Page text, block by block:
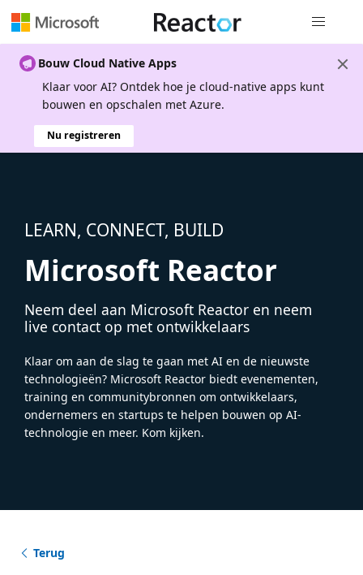
Bouw Cloud Native Apps
Klaar voor AI? Ontdek hoe je cloud-native apps kunt
bouwen en opschalen met Azure.
Nu registreren
LEARN, CONNECT, BUILD
Microsoft Reactor
Neem deel aan Microsoft Reactor en neem
live contact op met ontwikkelaars
Klaar om aan de slag te gaan met AI en de nieuwste
technologieën? Microsoft Reactor biedt evenementen,
training en communitybronnen om ontwikkelaars,
ondernemers en startups te helpen bouwen op AI-
technologie en meer. Kom kijken.
Terug